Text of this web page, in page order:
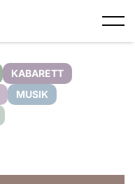
KABARETT
MUSIK